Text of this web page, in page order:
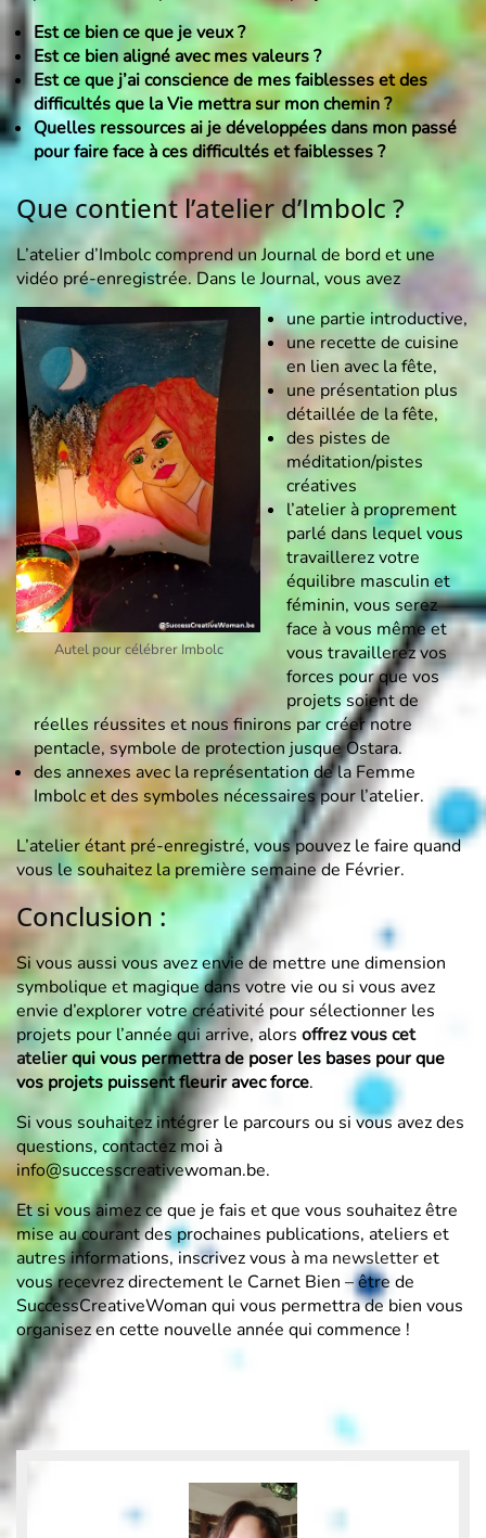
Est ce bien ce que je veux ?
Est ce bien aligné avec mes valeurs ?
Est ce que j’ai conscience de mes faiblesses et des
difficultés que la Vie mettra sur mon chemin ?
Quelles ressources ai je développées dans mon passé
pour faire face à ces difficultés et faiblesses ?
Que contient l’atelier d’Imbolc ?
L’atelier d’Imbolc comprend un Journal de bord et une
vidéo pré-enregistrée. Dans le Journal, vous avez
Autel pour célébrer Imbolc
une partie introductive,
une recette de cuisine
en lien avec la fête,
une présentation plus
détaillée de la fête,
des pistes de
méditation/pistes
créatives
l’atelier à proprement
parlé dans lequel vous
travaillerez votre
équilibre masculin et
féminin, vous serez
face à vous même et
vous travaillerez vos
forces pour que vos
projets soient de
réelles réussites et nous finirons par créer notre
pentacle, symbole de protection jusque Ostara.
des annexes avec la représentation de la Femme
Imbolc et des symboles nécessaires pour l’atelier.
L’atelier étant pré-enregistré, vous pouvez le faire quand
vous le souhaitez la première semaine de Février.
Conclusion :
Si vous aussi vous avez envie de mettre une dimension
symbolique et magique dans votre vie ou si vous avez
envie d’explorer votre créativité pour sélectionner les
projets pour l’année qui arrive, alors offrez vous cet
atelierqui vous permettra de poser les bases pour que
vos projets puissent fleurir avec force.
Si vous souhaitez intégrer le parcours ou si vous avez des
questions, contactez moi à
info@successcreativewoman.be.
Et si vous aimez ce que je fais et que vous souhaitez être
mise au courant des prochaines publications, ateliers et
autres informations, inscrivez vous à ma newsletteret
vous recevrez directement le Carnet Bien – être de
SuccessCreativeWoman qui vous permettra de bien vous
organisez en cette nouvelle année qui commence !